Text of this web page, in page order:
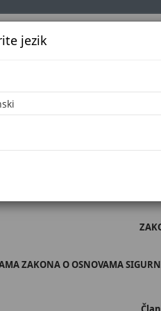
Službena glasila
jezik
8/17
skupština Bosne i
ZAKONA O OSNOVAMA